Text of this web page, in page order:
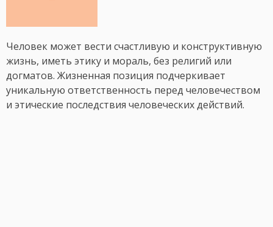
Человек может вести счастливую и конструктивную
жизнь, иметь этику и мораль, без религий или
догматов. Жизненная позиция подчеркивает
уникальную ответственность перед человечеством
и этические последствия человеческих действий.